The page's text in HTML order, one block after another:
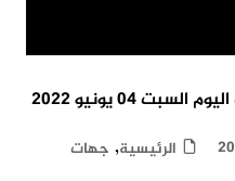
04 يونيو 2022
الرئيسية, جهات